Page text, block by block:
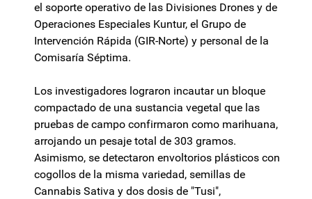
el soporte operativo de las Divisiones Drones y de
Operaciones Especiales Kuntur, el Grupo de
Intervención Rápida (GIR-Norte) y personal de la
Comisaría Séptima.
Los investigadores lograron incautar un bloque
compactado de una sustancia vegetal que las
pruebas de campo confirmaron como marihuana,
arrojando un pesaje total de 303 gramos.
Asimismo, se detectaron envoltorios plásticos con
cogollos de la misma variedad, semillas de
Cannabis Sativa y dos dosis de "Tusi",